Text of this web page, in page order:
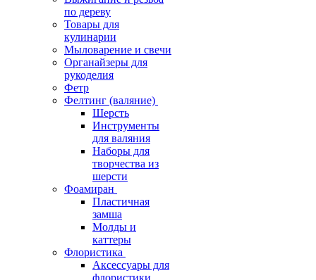
по дереву
Товары для
кулинарии
Мыловарение и свечи
Органайзеры для
рукоделия
Фетр
Фелтинг (валяние)
Шерсть
Инструменты
для валяния
Наборы для
творчества из
шерсти
Фоамиран
Пластичная
замша
Молды и
каттеры
Флористика
Аксессуары для
флористики